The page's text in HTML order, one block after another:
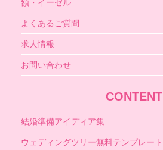
額・イーゼル
よくあるご質問
求人情報
お問い合わせ
CONTENT
結婚準備アイディア集
ウェディングツリー無料テンプレート